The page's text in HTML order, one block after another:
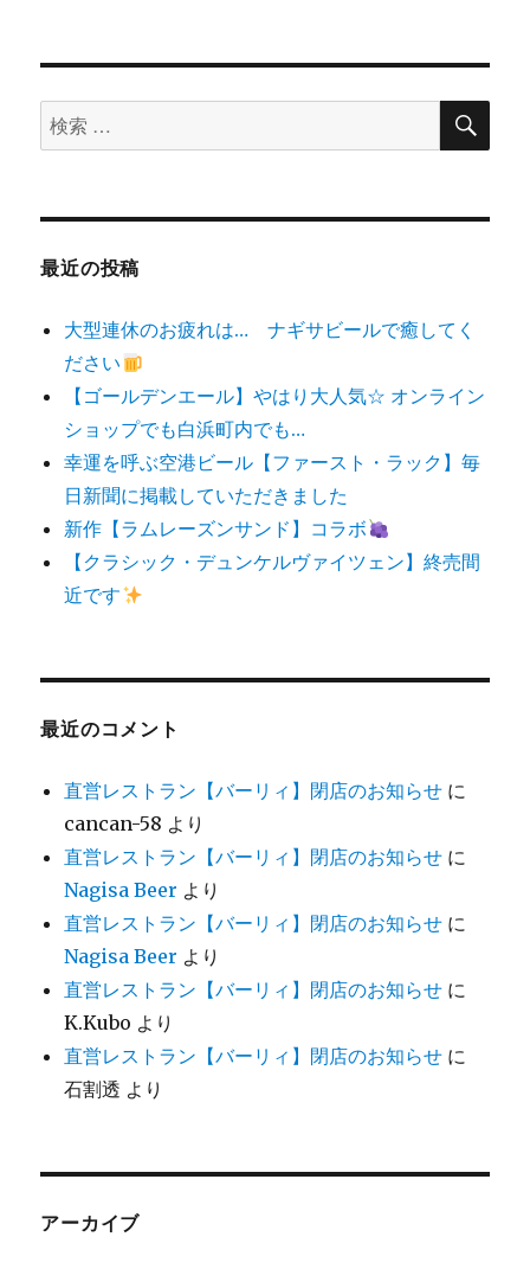
検
索
象:
検
最近の投稿
大型連休のお疲れは… ナギサビールで癒してく
ださい
【ゴールデンエール】やはり大人気☆ オンライン
ショップでも白浜町内でも…
幸運を呼ぶ空港ビール【ファースト・ラック】毎
日新聞に掲載していただきました
新作【ラムレーズンサンド】コラボ
【クラシック・デュンケルヴァイツェン】終売間
近です
最近のコメント
直営レストラン【バーリィ】閉店のお知らせ に
cancan-58 より
直営レストラン【バーリィ】閉店のお知らせ に
Nagisa Beer より
直営レストラン【バーリィ】閉店のお知らせ に
Nagisa Beer より
直営レストラン【バーリィ】閉店のお知らせ に
K.Kubo より
直営レストラン【バーリィ】閉店のお知らせ に
石割透 より
アーカイブ